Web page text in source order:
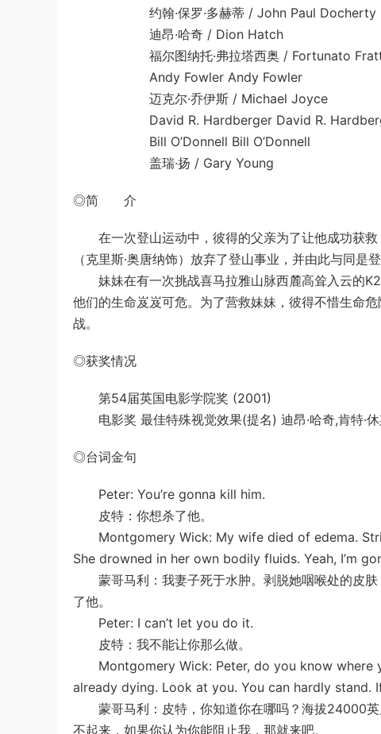
约翰·保罗·多赫蒂 / John Paul Docherty
迪昂·哈奇 / Dion Hatch
福尔图纳托·弗拉塔西奥 / Fortunato
Andy Fowler Andy Fowler
迈克尔·乔伊斯 / Michael Joyce
David R. Hardberger David R.
Bill O’Donnell Bill O’Donnell
盖瑞·扬 / Gary Young
◎简 介
在一次登山运动中，彼得的父亲为了让他成功获救
（克里斯·奥唐纳饰）放弃了登山事业，并由此与同是
妹妹在有一次挑战喜马拉雅山脉西麓高耸入云的K2
他们的生命岌岌可危。为了营救妹妹，彼得不惜生命
战。
◎获奖情况
第54届英国电影学院奖 (2001)
电影奖 最佳特殊视觉效果(提名) 迪昂·哈奇,肯特·休
◎台词金句
Peter: You’re gonna kill him.
皮特：你想杀了他。
Montgomery Wick: My wife died of edema.
She drowned in her own bodily fluids. Yeah, I’m
蒙哥马利：我妻子死于水肿。剥脱她咽喉处的皮肤
了他。
Peter: I can’t let you do it.
皮特：我不能让你那么做。
Montgomery Wick: Peter, do you know where
already dying. Look at you. You can hardly stand.
蒙哥马利：皮特，你知道你在哪吗？海拔24000英
不起来，如果你认为你能阻止我，那就来吧。